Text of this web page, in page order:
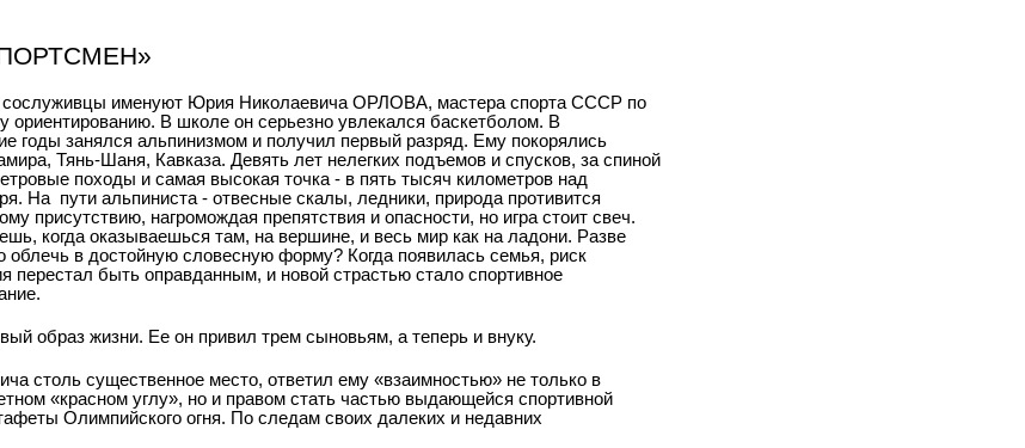
сослуживцы именуют Юрия Николаевича ОРЛОВА, мастера спорта СССР по
ориентированию. В школе он серьезно увлекался баскетболом. В
годы занялся альпинизмом и получил первый разряд. Ему покорялись
Тянь-Шаня, Кавказа. Девять лет нелегких подъемов и спусков, за спиной
походы и самая высокая точка - в пять тысяч километров над
На пути альпиниста - отвесные скалы, ледники, природа противится
присутствию, нагромождая препятствия и опасности, но игра стоит свеч.
когда оказываешься там, на вершине, и весь мир как на ладони. Разве
облечь в достойную словесную форму? Когда появилась семья, риск
перестал быть оправданным, и новой страстью стало спортивное
образ жизни. Ее он привил трем сыновьям, а теперь и внуку.
столь существенное место, ответил ему «взаимностью» не только в
«красном углу», но и правом стать частью выдающейся спортивной
Олимпийского огня. По следам своих далеких и недавних